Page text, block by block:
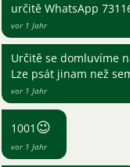
určitě WhatsApp
vor 1 Jahr
Určitě se domluvíme
Lze psát jinam než
vor 1 Jahr
1001 😉
vor 1 Jahr